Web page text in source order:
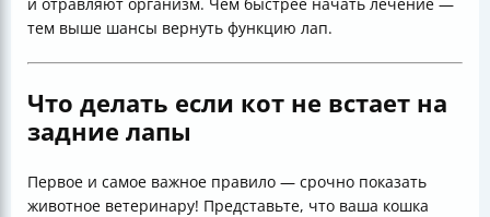
и отравляют организм. Чем быстрее начать лечение —
тем выше шансы вернуть функцию лап.
Что делать если кот не встает на
задние лапы
Первое и самое важное правило — срочно показать
животное ветеринару! Представьте, что ваша кошка